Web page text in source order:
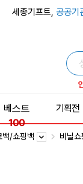
세종기프트, 공공기
베스트
100
기획전
백/쇼핑백 비닐